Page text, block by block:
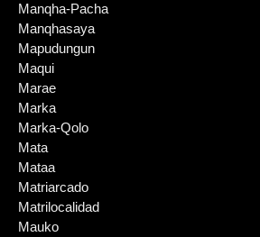
Manqha-Pacha
Manqhasaya
Mapudungun
Maqui
Marae
Marka
Marka-Qolo
Mata
Mataa
Matriarcado
Matrilocalidad
Mauko